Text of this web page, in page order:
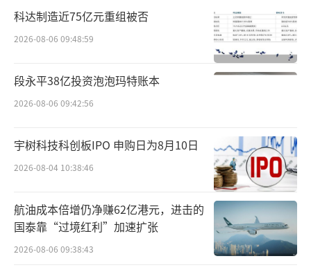
现营业收入1961.23亿元，同比下降1.39%；实
现净利润（归属于母公司股东）686.9亿元，同
比下降0.69%。
“在经济放缓、银行让利的大背景下，国
融研究院副院长薛洪言表示，但受净息差收
窄、手续费收入下滑等影响，多家银行普遍出
现下降；同时，受益于信用成本的下降，部分
国有大行依旧实现净利润的小幅增长。
信贷：加码科技领域投放
科达制造近75亿元重组被否
2026-08-06 09:48:59
段永平38亿投资泡泡玛特账本
2026-08-06 09:42:56
宇树科技科创板IPO 申购日为8月10日
2026-08-04 10:38:46
航油成本倍增仍净赚62亿港元，进击的
国泰靠“过境红利”加速扩张
2026-08-06 09:38:43